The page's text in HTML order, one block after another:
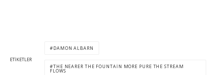
ETIKETLER
DAMON ALBARN
THE NEARER THE FOUNTAIN MORE PURE THE STREAM
FLOWS